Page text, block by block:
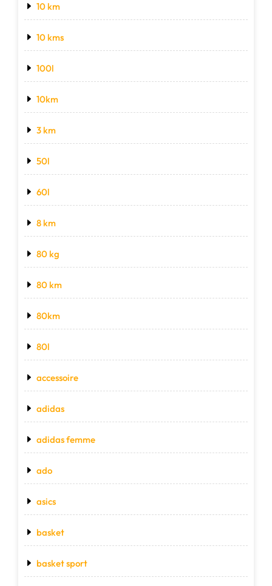
10 km
10 kms
100l
10km
3 km
50l
60l
8 km
80 kg
80 km
80km
80l
accessoire
adidas
adidas femme
ado
asics
basket
basket sport